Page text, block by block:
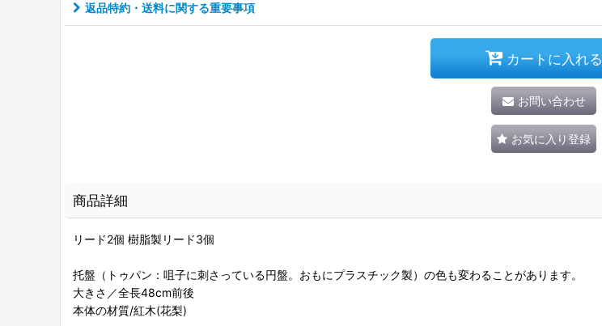
返品特約・送料に関する重要事項
カートに入れる
お問い合わせ
お気に入り登録
商品詳細
リード2個 樹脂製リード3個
托盤（トゥパン：咀子に刺さっている円盤。おもにプラスチック製）の色も変わることがあります。
大きさ／全長48cm前後
本体の材質/紅木(花梨)